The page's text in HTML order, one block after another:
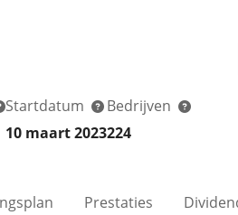
Startdatum
10 maart 2023
Bedrijven
224
Prestaties